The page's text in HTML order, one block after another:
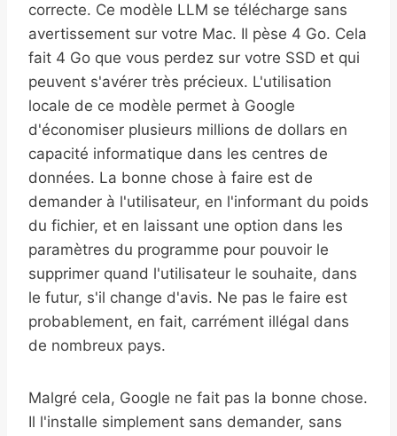
correcte. Ce modèle LLM se télécharge sans
avertissement sur votre Mac. Il pèse 4 Go. Cela
fait 4 Go que vous perdez sur votre SSD et qui
peuvent s'avérer très précieux. L'utilisation
locale de ce modèle permet à Google
d'économiser plusieurs millions de dollars en
capacité informatique dans les centres de
données. La bonne chose à faire est de
demander à l'utilisateur, en l'informant du poids
du fichier, et en laissant une option dans les
paramètres du programme pour pouvoir le
supprimer quand l'utilisateur le souhaite, dans
le futur, s'il change d'avis. Ne pas le faire est
probablement, en fait, carrément illégal dans
de nombreux pays.
Malgré cela, Google ne fait pas la bonne chose.
Il l'installe simplement sans demander, sans